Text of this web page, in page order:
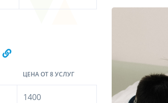
ЦЕНА ОТ 8 УСЛУГ
1400